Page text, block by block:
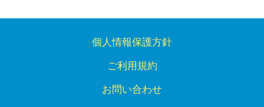
個人情報保護方針
ご利用規約
お問い合わせ